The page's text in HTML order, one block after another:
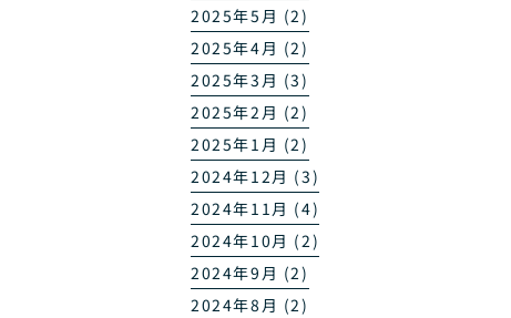
2025年5月 (2)
2025年4月 (2)
2025年3月 (3)
2025年2月 (2)
2025年1月 (2)
2024年12月 (3)
2024年11月 (4)
2024年10月 (2)
2024年9月 (2)
2024年8月 (2)